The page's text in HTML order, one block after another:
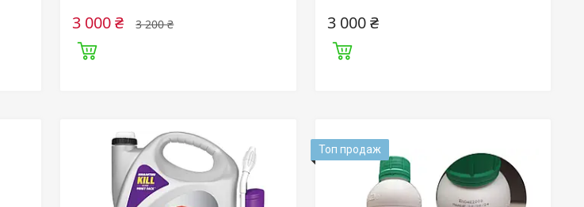
3 200 ₴
3 000 ₴ 3 000 ₴
Топ продаж